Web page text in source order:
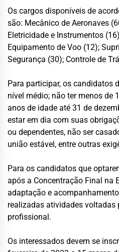
Os cargos disponíveis de
são: Mecânico de Aeronaves
Eletricidade e Instrumentos
Equipamento de Voo (12);
Segurança (30); Controle de
Para participar, os candidatos
nível médio; não ter menos de
anos de idade até 31 de
estar em dia com suas
ou dependentes, não ser
união estável, entre outras
Para os candidatos que
após a Concentração Final na
adaptação e
realizadas atividades voltadas
profissional.
Os interessados devem se